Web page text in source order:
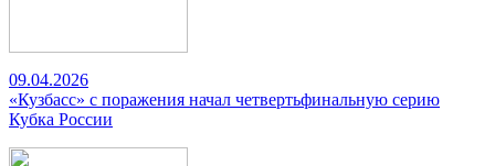
09.04.2026
«Кузбасс» с поражения начал четвертьфинальную серию
Кубка России